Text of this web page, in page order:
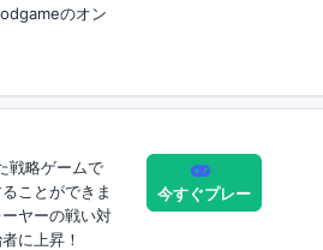
のオン
戦略ゲームで
ことができま
ヤーの戦い対
に上昇！
今すぐプレー